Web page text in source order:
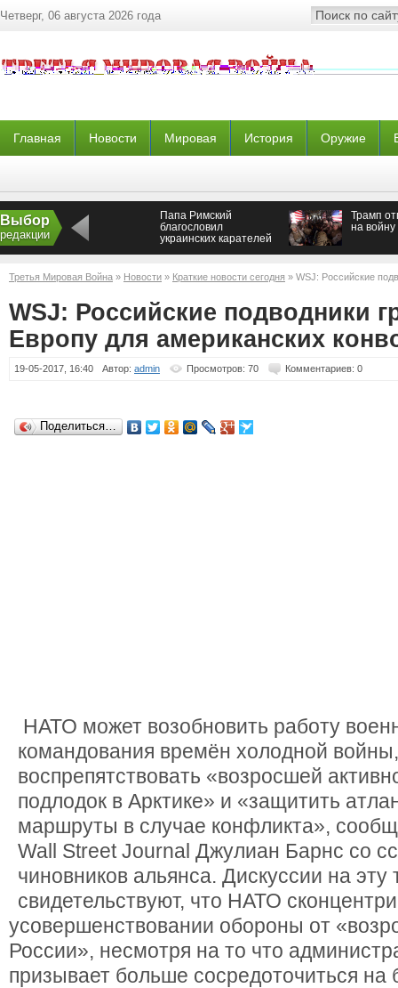
Четверг, 06 августа 2026 года
Главная Новости Мировая История Оружие
Выбор
редакции
Папа Римский
благословил
украинских карателей
Трамп
на
Третья Мировая Война » Новости » Краткие новости сегодня » WSJ: Российские
американских конвоев
WSJ: Российские подводники
Европу для американских
19-05-2017, 16:40 Автор: admin Просмотров: 70 Комментариев: 0
Поделиться…
НАТО может возобновить работу
командования времён холодной
воспрепятствовать «возросшей
подлодок в Арктике» и «защитить
маршруты в случае конфликта»,
Wall Street Journal Джулиан Барнс со
чиновников альянса. Дискуссии на эту
свидетельствуют, что НАТО
усовершенствовании обороны от
России», несмотря на то что
призывает больше сосредоточиться на